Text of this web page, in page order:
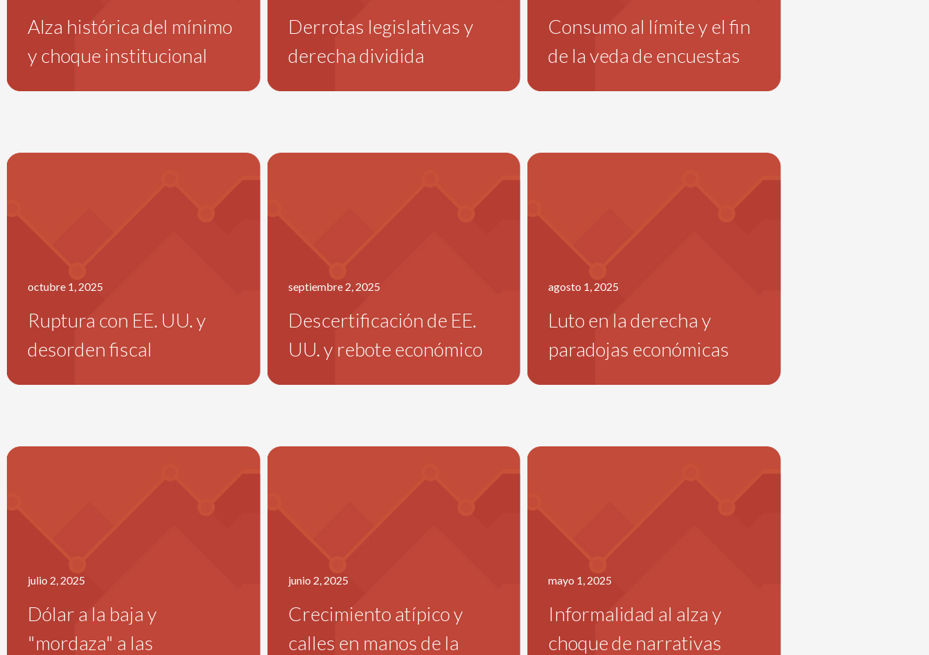
Alza histórica del mínimo
y choque institucional
Derrotas legislativas y
derecha dividida
Consumo al límite y el fin
de la veda de encuestas
octubre 1, 2025
Ruptura con EE. UU. y
desorden fiscal
septiembre 2, 2025
Descertificación de EE.
UU. y rebote económico
agosto 1, 2025
Luto en la derecha y
paradojas económicas
julio 2, 2025
Dólar a la baja y
"mordaza" a las
junio 2, 2025
Crecimiento atípico y
calles en manos de la
mayo 1, 2025
Informalidad al alza y
choque de narrativas